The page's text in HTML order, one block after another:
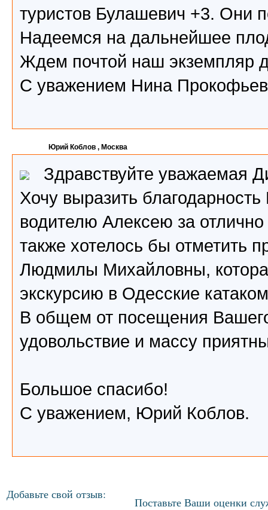
туристов Булашевич +3. Они
Надеемся на дальнейшее
Ждем почтой наш экземпляр
С уважением Нина
Юрий Коблов , Москва
Здравствуйте уважаемая
Хочу выразить
водителю Алексею за
также хотелось бы отметить
Людмилы Михайловны,
экскурсию в Одесcкие
В общем от посещения
удовольствие и массу
Большое спасибо!
С уважением, Юрий Коблов.
Добавьте свой отзыв:
Поставьте Ваши оценки